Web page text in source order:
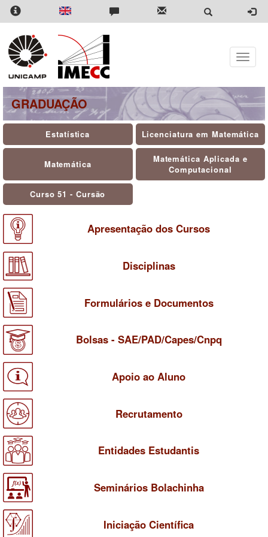
Pular
para
conteúdo
principal
Toggle
GRADUAÇÃO
Estatística Licenciatura em Matemática
Matemática
Matemática Aplicada e
Computacional
Curso 51 - Cursão
Apresentação dos Cursos
Disciplinas
Formulários e Documentos
Bolsas - SAE/PAD/Capes/Cnpq
Apoio ao Aluno
Recrutamento
Entidades Estudantis
Seminários Bolachinha
Iniciação Científica